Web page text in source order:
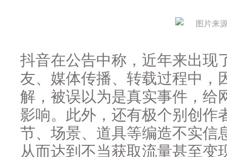
图片来
抖音在公告中称，近年来出现
友、媒体传播、转载过程中，
解，被误以为是真实事件，给
影响。此外，还有极个别创作
节、场景、道具等编造不实信
从而达到不当获取流量甚至变